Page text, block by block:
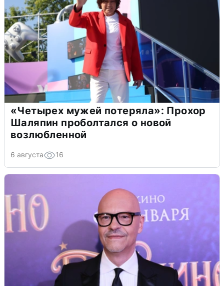
«Четырех мужей потеряла»: Прохор
Шаляпин проболтался о новой
возлюбленной
6 августа 16